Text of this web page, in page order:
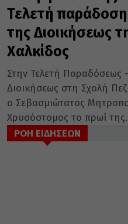
Τελετή
της Διοικήσεως
Χαλκίδος
Στην Τελετή Παραδόσεως
Διοικήσεως στη Σχολή
ο Σεβασμιώτατος
Χρυσόστομος το πρωί
ΡΟΗ ΕΙΔΗΣΕΩΝ